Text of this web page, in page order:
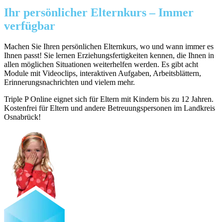
Ihr persönlicher Elternkurs – Immer
verfügbar
Machen Sie Ihren persönlichen Elternkurs, wo und wann immer es
Ihnen passt! Sie lernen Erziehungsfertigkeiten kennen, die Ihnen in
allen möglichen Situationen weiterhelfen werden. Es gibt acht
Module mit Videoclips, interaktiven Aufgaben, Arbeitsblättern,
Erinnerungsnachrichten und vielem mehr.
Triple P Online eignet sich für Eltern mit Kindern bis zu 12 Jahren.
Kostenfrei für Eltern und andere Betreuungspersonen im Landkreis
Osnabrück!